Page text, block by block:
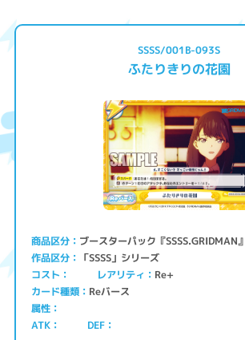
SSSS/001B-093S
ふたりきりの花園
商品区分 ブースターパック『SSSS.GRIDMAN』
作品区分 「SSSS」シリーズ
コスト レアリティ Re+
カード種類 Reバース
属性
ATK
DEF